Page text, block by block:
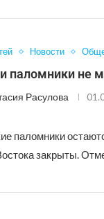
Новости
паломники не
Расулова
паломники
закрыты.